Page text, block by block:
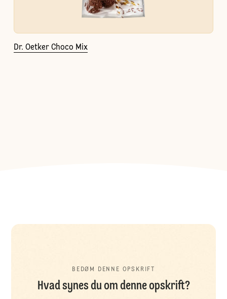
Dr. Oetker Choco Mix
BEDØM DENNE OPSKRIFT
Hvad synes du om denne opskrift?